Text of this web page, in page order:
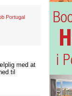
Portugal
med at
til